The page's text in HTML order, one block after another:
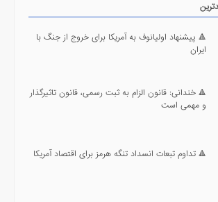
🔺 پیشنهاد اولیانوف به آمریکا برای خروج از جنگ با
ایران
🔺 خندانی: قانون الزام به ثبت رسمی، قانون تاثیرگذار
و مهمی است
🔺 تداوم تبعات انسداد تنگه هرمز برای اقتصاد آمریکا